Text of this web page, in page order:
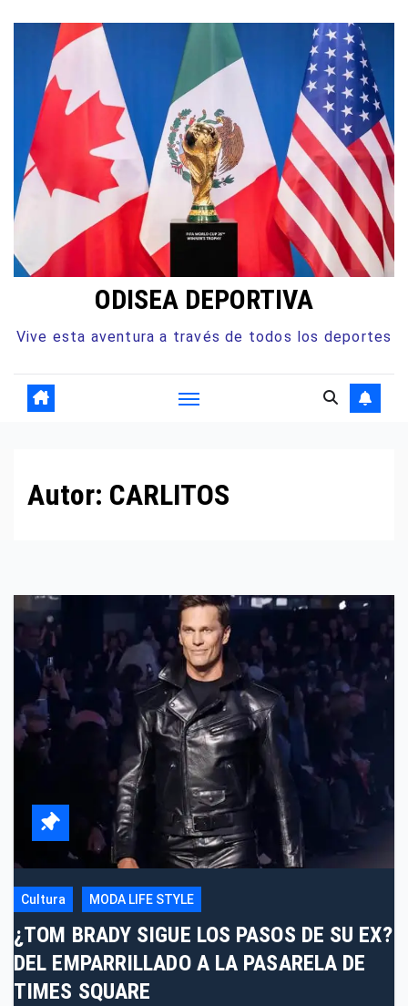
contenido
ODISEA DEPORTIVA
Vive esta aventura a través de todos los deportes
Autor: CARLITOS
Cultura MODA LIFE STYLE
¿TOM BRADY SIGUE LOS PASOS DE SU EX?
DEL EMPARRILLADO A LA PASARELA DE
TIMES SQUARE